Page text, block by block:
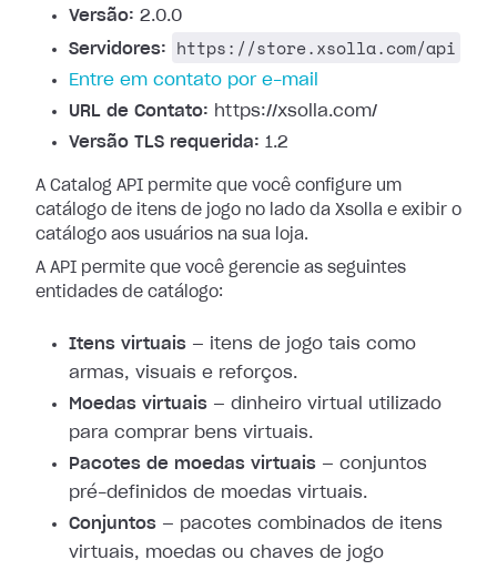
Versão: 2.0.0
Servidores:
https://store.xsolla.com/api
Entre em contato por e-mail
URL de Contato: https://xsolla.com/
Versão TLS requerida: 1.2
A Catalog API permite que você configure um
catálogo de itens de jogo no lado da Xsolla e exibir o
catálogo aos usuários na sua loja.
A API permite que você gerencie as seguintes
entidades de catálogo:
Itens virtuais — itens de jogo tais como
armas, visuais e reforços.
Moedas virtuais — dinheiro virtual utilizado
para comprar bens virtuais.
Pacotes de moedas virtuais — conjuntos
pré-definidos de moedas virtuais.
Conjuntos — pacotes combinados de itens
virtuais, moedas ou chaves de jogo